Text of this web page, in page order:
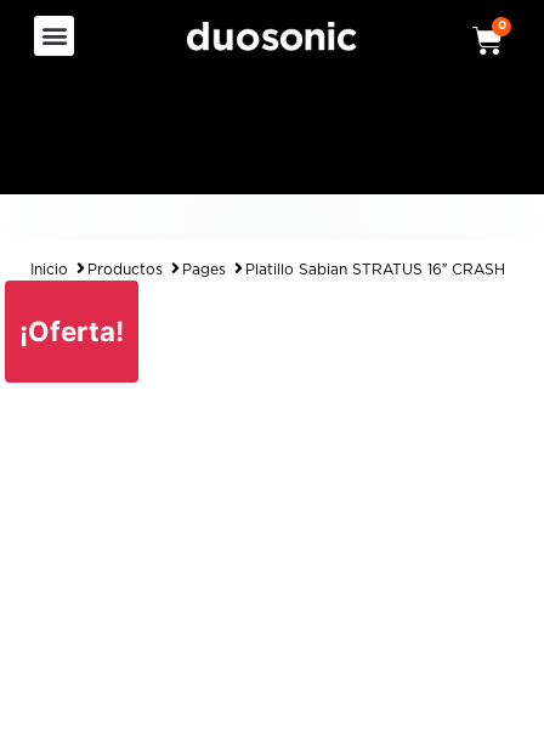
0
Inicio Productos Pages Platillo Sabian STRATUS 16″ CRASH
¡Oferta!